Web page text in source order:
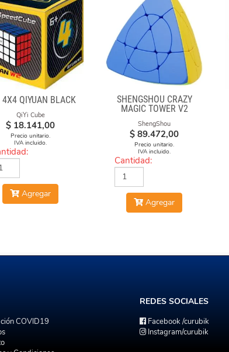
4X4 QIYUAN BLACK
QiYi Cube
$ 18.141,00
Precio unitario.
IVA incluido.
Agregar
SHENGSHOU CRAZY
MAGIC TOWER V2
ShengShou
$ 89.472,00
Precio unitario.
IVA incluido.
Cantidad:
Agregar
COVID19
REDES SOCIALES
Facebook/curubik
Instagram/curubik